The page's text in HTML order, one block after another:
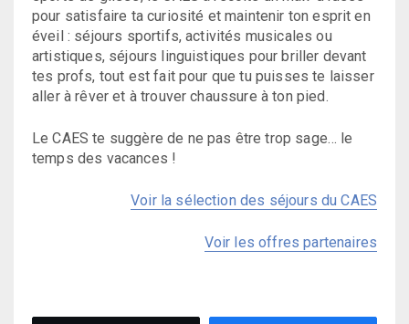
pour satisfaire ta curiosité et maintenir ton esprit en
éveil : séjours sportifs, activités musicales ou
artistiques, séjours linguistiques pour briller devant
tes profs, tout est fait pour que tu puisses te laisser
aller à rêver et à trouver chaussure à ton pied.
Le CAES te suggère de ne pas être trop sage… le
temps des vacances !
Voir la sélection des séjours du CAES
Voir les offres partenaires